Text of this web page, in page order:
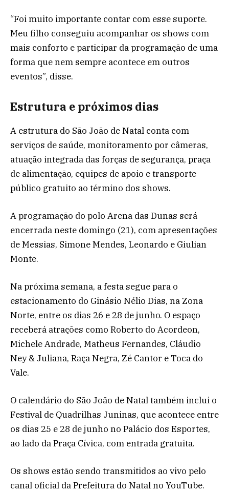
“Foi muito importante contar com esse suporte.
Meu filho conseguiu acompanhar os shows com
mais conforto e participar da programação de uma
forma que nem sempre acontece em outros
eventos”, disse.
Estrutura e próximos dias
A estrutura do São João de Natal conta com
serviços de saúde, monitoramento por câmeras,
atuação integrada das forças de segurança, praça
de alimentação, equipes de apoio e transporte
público gratuito ao término dos shows.
A programação do polo Arena das Dunas será
encerrada neste domingo (21), com apresentações
de Messias, Simone Mendes, Leonardo e Giulian
Monte.
Na próxima semana, a festa segue para o
estacionamento do Ginásio Nélio Dias, na Zona
Norte, entre os dias 26 e 28 de junho. O espaço
receberá atrações como Roberto do Acordeon,
Michele Andrade, Matheus Fernandes, Cláudio
Ney & Juliana, Raça Negra, Zé Cantor e Toca do
Vale.
O calendário do São João de Natal também inclui o
Festival de Quadrilhas Juninas, que acontece entre
os dias 25 e 28 de junho no Palácio dos Esportes,
ao lado da Praça Cívica, com entrada gratuita.
Os shows estão sendo transmitidos ao vivo pelo
canal oficial da Prefeitura do Natal no YouTube.